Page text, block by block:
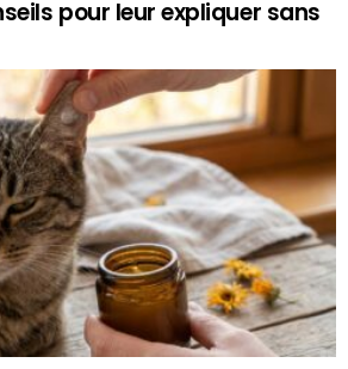
pour leur expliquer sans